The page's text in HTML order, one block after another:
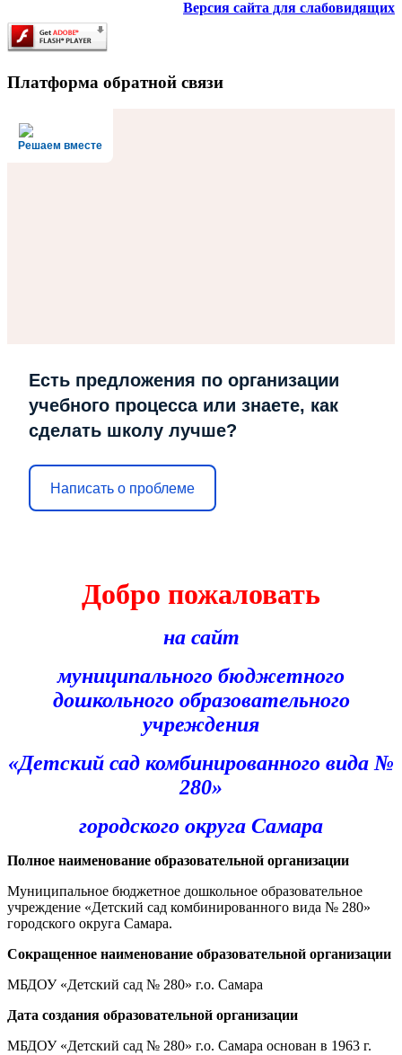
Версия сайта для слабовидящих
Платформа обратной связи
Решаем вместе
Есть предложения по организации
учебного процесса или знаете, как
сделать школу лучше?
Написать о проблеме
Добро пожаловать
на сайт
муниципального бюджетного
дошкольного образовательного
учреждения
«Детский сад комбинированного вида №
280»
городского округа Самара
Полное наименование образовательной организации
Муниципальное бюджетное дошкольное образовательное
учреждение «Детский сад комбинированного вида № 280»
городского округа Самара.
Сокращенное наименование образовательной организации
МБДОУ «Детский сад № 280» г.о. Самара
Дата создания образовательной организации
МБДОУ «Детский сад № 280» г.о. Самара основан в 1963 г.